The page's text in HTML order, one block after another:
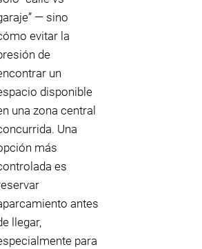
— sino
evitar la
de
un
disponible
una zona central
Una
más
es
antes
llegar,
para